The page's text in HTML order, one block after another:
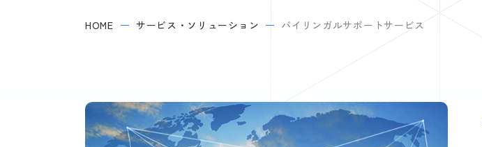
HOME サービス・ソリューション バイリンガルサポートサービス